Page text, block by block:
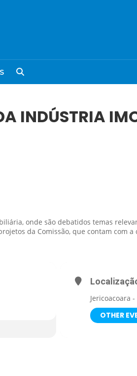
INDÚSTRIA
onde são debatidos temas
da Comissão, que contam com a
Jericoacoara -
OTHER